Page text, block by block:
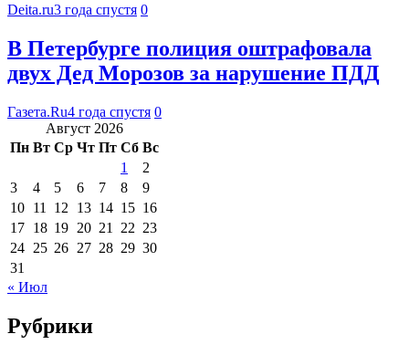
Deita.ru3 года спустя 0
В Петербурге полиция оштрафовала
двух Дед Морозов за нарушение ПДД
Газета.Ru4 года спустя 0
Август 2026
Пн Вт Ср Чт Пт Сб Вс
1
2
3
4 5 6 7 8
9
10 11 12 13 14 15 16
17 18 19 20 21 22 23
24 25 26 27 28 29 30
31
« Июл
Рубрики